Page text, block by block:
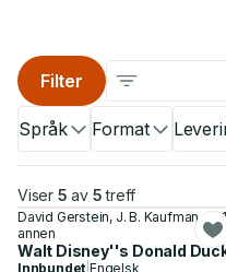
Språk Format
Filter
Viser 5 av 5 treff
David Gerstein, J. B. Kaufman og 1
annen
Walt Disney''s Donald
Innbundet |Engelsk